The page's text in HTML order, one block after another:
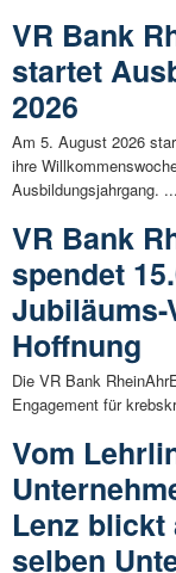
VR Bank
startet
2026
Am 5. August 2026
ihre
Ausbildungsjahrgang. ...
VR Bank
spendet
Jubiläums-
Hoffnung
Die VR Bank
Engagement für
Vom
Lenz blickt
selben